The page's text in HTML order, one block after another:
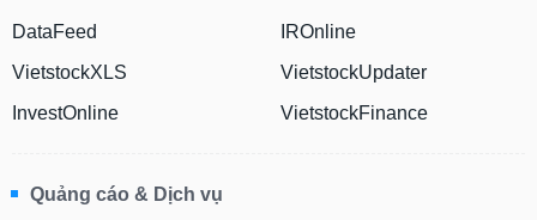
DataFeed
VietstockXLS
InvestOnline
IROnline
VietstockUpdater
VietstockFinance
Quảng cáo & Dịch vụ